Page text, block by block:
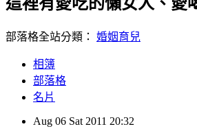
部落格全站分類： 婚姻育兒
相簿
部落格
名片
Aug 06 Sat 2011 20:32